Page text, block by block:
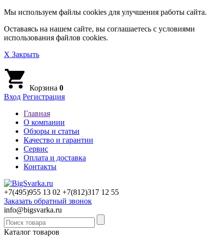
Мы используем файлы cookies для улучшения работы сайта.
Оставаясь на нашем сайте, вы соглашаетесь с условиями
использования файлов cookies.
X Закрыть
Корзина 0
Вход Регистрация
Главная
О компании
Обзоры и статьи
Качество и гарантии
Сервис
Оплата и доставка
Контакты
+7(495)955 13 02 +7(812)317 12 55
Заказать обратный звонок
info@bigsvarka.ru
Каталог товаров